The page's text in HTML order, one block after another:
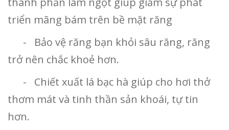
triển mãng bám trên bề mặt răng
- Bảo vệ răng bạn khỏi sâu răng, răng
trở nên chắc khoẻ hơn.
- Chiết xuất lá bạc hà giúp cho hơi thở
thơm mát và tinh thần sản khoái, tự tin
hơn.